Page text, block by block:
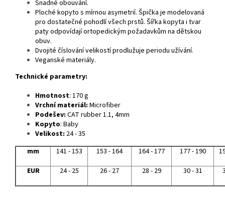
Snadné obouvání.
Ploché kopyto s mírnou asymetrií. Špička je modelovaná
pro dostatečné pohodlí všech prstů. Šířka kopyta i tvar
paty odpovídají ortopedickým požadavkům na dětskou
obuv.
Dvojité číslování velikostí prodlužuje periodu užívání.
Veganské materiály.
Technické parametry:
Hmotnost: 170g
Vrchní materiál: Microfiber
Podešev: CAT rubber 1.1, 4mm
Kopyto: Baby
Velikost: 24 - 35
mm
141 - 153 153 - 164 164 - 177 177 - 190
EUR
24 - 25 26 - 27 28 - 29 30 - 31